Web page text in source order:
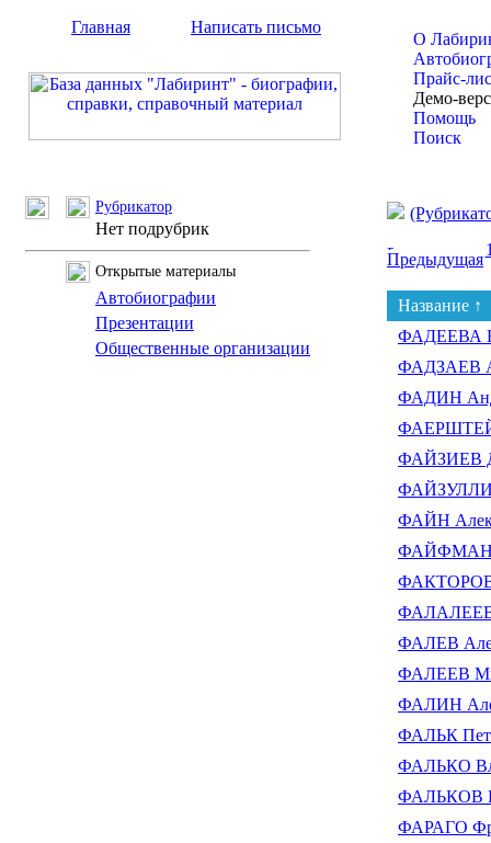
Главная Написать письмо
О
Прайс-
Демо-
Помощь
Поиск
Рубрикатор
Нет подрубрик
Открытые материалы
Автобиографии
Презентации
Общественные организации
Предыдущая
Название ↑
ФАДЕЕВА
ФАДЗАЕВ
ФАДИН
ФАЙЗИЕВ
ФАЙН
ФАЙФМАН
ФАЛАЛЕЕВ
ФАЛЕВ
ФАЛЕЕВ
ФАЛИН
ФАЛЬК
ФАЛЬКО
ФАЛЬКОВ
ФАРАГО